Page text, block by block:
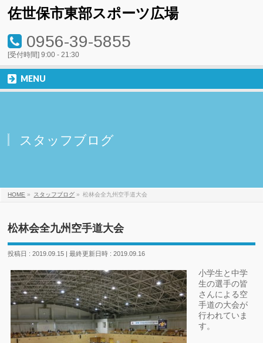
佐世保市東部スポーツ広場
0956-39-5855
[受付時間] 9:00 - 21:30
MENU
スタッフブログ
HOME » スタッフブログ » 松林会全九州空手道大会
松林会全九州空手道大会
投稿日 : 2019.09.15 最終更新日時 : 2019.09.16
小学生と中学
生の選手の皆
さんによる空
手道の大会が
行われていま
す。